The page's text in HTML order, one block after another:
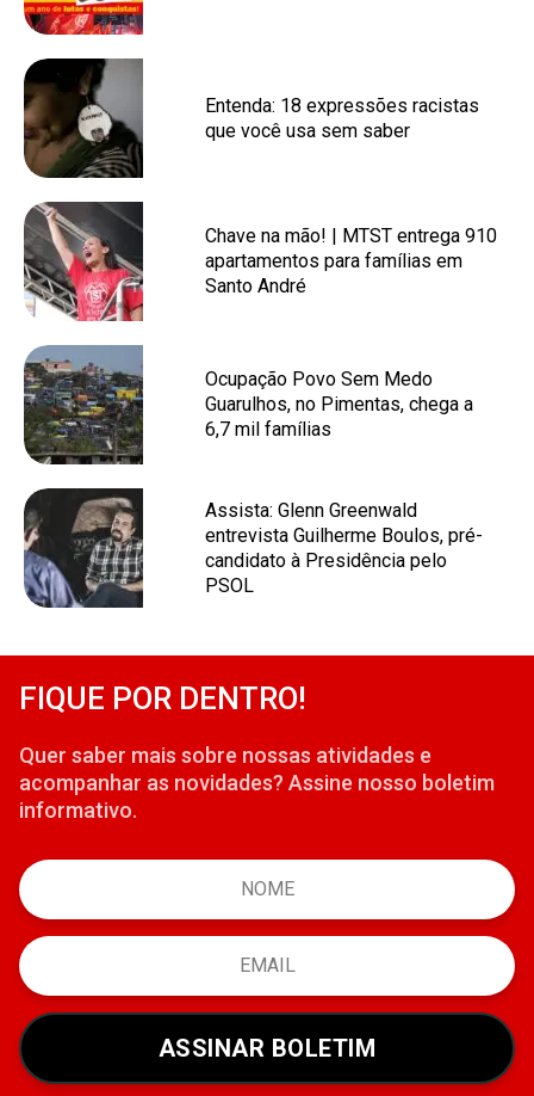
Entenda: 18 expressões racistas
que você usa sem saber
Chave na mão! | MTST entrega 910
apartamentos para famílias em
Santo André
Ocupação Povo Sem Medo
Guarulhos, no Pimentas, chega a
6,7 mil famílias
Assista: Glenn Greenwald
entrevista Guilherme Boulos, pré-
candidato à Presidência pelo
PSOL
FIQUE POR DENTRO!
Quer saber mais sobre nossas atividades e
acompanhar as novidades? Assine nosso boletim
informativo.
ASSINAR BOLETIM